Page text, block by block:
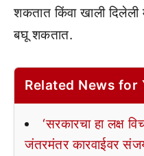
शकतात किंवा खाली
बघू शकतात.
Related News for
‘सरकारचा हा लक्ष
जंतरमंतर कारवाईवर संजय